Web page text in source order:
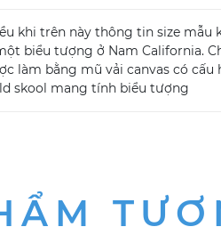
khi trên này thông tin size
biểu tượng ở Nam California.
làm bằng mũ vải canvas có
skool mang tính biểu tượng